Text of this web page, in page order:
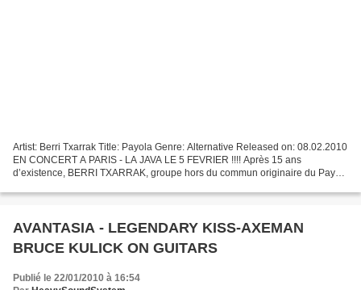
Artist: Berri Txarrak Title: Payola Genre: Alternative Released on: 08.02.2010
EN CONCERT A PARIS - LA JAVA LE 5 FEVRIER !!!! Après 15 ans
d’existence, BERRI TXARRAK, groupe hors du commun originaire du Pays
AVANTASIA - LEGENDARY KISS-AXEMAN
BRUCE KULICK ON GUITARS
Publié le 22/01/2010 à 16:54